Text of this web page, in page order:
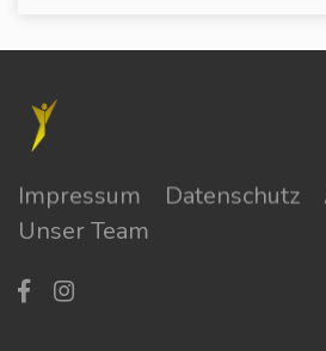
Impressum Datenschutz
Unser Team